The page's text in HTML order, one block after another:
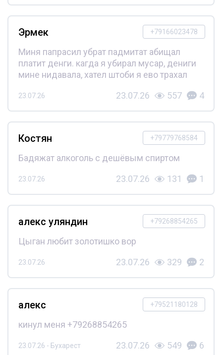
+79166023478
Эрмек
Миня папрасил убрат падмитат абищал
платит денги. кагда я убирал мусар, дениги
мине нидавала, хател штоби я ево трахал
23.07.26 23.07.26 557 4
+79779768584
Костян
Бадяжат алкоголь с дешёвым спиртом
23.07.26 23.07.26 131 1
+79268854265
алекс уляндин
Цыган любит золотишко вор
23.07.26 23.07.26 329 2
+79521180128
алекс
кинул меня +79268854265
23.07.26 - Бухарест 23.07.26 549 6